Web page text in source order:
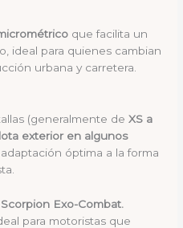
que facilita un
ideal para quienes cambian
urbana y carretera.
(generalmente deXS a
exterior en algunos
óptima a la forma
Exo-Combat.
para motoristas que